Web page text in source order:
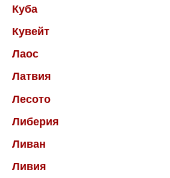
Куба
Кувейт
Лаос
Латвия
Лесото
Либерия
Ливан
Ливия